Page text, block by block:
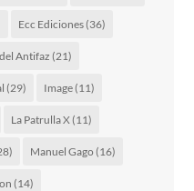
Ecc Ediciones(36)
Antifaz(21)
(29) Image(11)
La Patrulla X(11)
Manuel Gago (16)
(14)